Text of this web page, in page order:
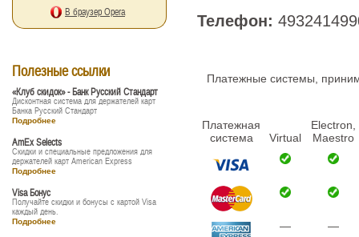
В браузер Opera
Полезные ссылки
«Клуб скидок» - Банк Русский Стандарт
Дисконтная система для держателей карт
Банка Русский Стандарт
Подробнее
AmEx Selects
Скидки и специальные предложения для
держателей карт American Express
Подробнее
Visa Бонус
Получайте скидки и бонусы с картой Visa
каждый день.
Подробнее
Телефон:
Платежные системы,
Платежная
система
Virtual
Electron,
Maestro
— —